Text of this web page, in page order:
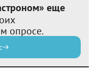
еще
опросе.